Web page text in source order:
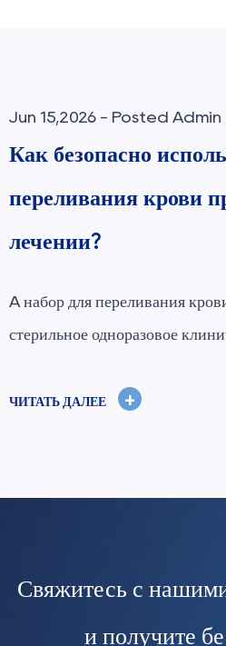
Jun 08,2026 - Posted
Как правильно
безболезненных
стоматологическая игла является незаменимым
инструментом в
ЧИТАТЬ ДАЛЕЕ
Свяжитесь с
и получите